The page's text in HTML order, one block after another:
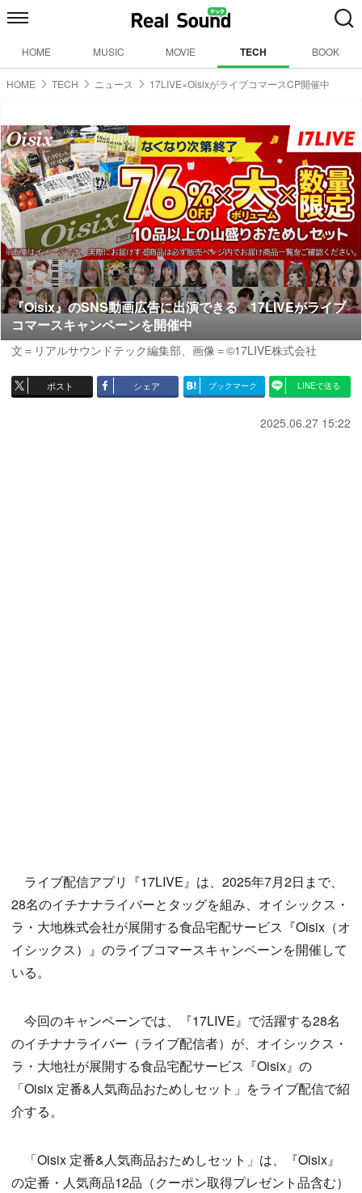
HOME MUSIC MOVIE TECH BOOK
HOME TECH ニュース 17LIVE×OisixがライブコマースCP開催中
『Oisix』のSNS動画広告に出演できる 17LIVEがライブ
コマースキャンペーンを開催中
文＝リアルサウンドテック編集部、画像＝©17LIVE株式会社
ポスト シェア ブックマーク LINEで送る
2025.06.27 15:22
ライブ配信アプリ『17LIVE』は、2025年7月2日まで、
28名のイチナナライバーとタッグを組み、オイシックス・
ラ・大地株式会社が展開する食品宅配サービス『Oisix（オ
イシックス）』のライブコマースキャンペーンを開催して
いる。
今回のキャンペーンでは、『17LIVE』で活躍する28名
のイチナナライバー（ライブ配信者）が、オイシックス・
ラ・大地社が展開する食品宅配サービス『Oisix』の
「Oisix 定番&人気商品おためしセット」をライブ配信で紹
介する。
「Oisix 定番&人気商品おためしセット」は、『Oisix』
の定番・人気商品12品（クーポン取得プレゼント品含む）